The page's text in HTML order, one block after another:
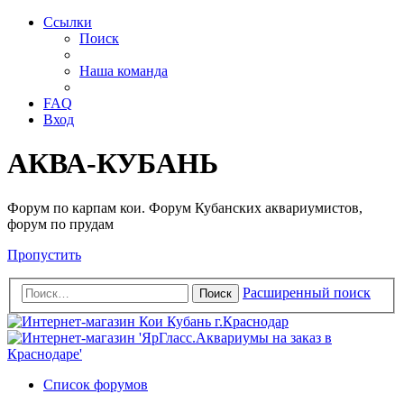
Ссылки
Поиск
Наша команда
FAQ
Вход
АКВА-КУБАНЬ
Форум по карпам кои. Форум Кубанских аквариумистов,
форум по прудам
Пропустить
Поиск Расширенный поиск
Список форумов